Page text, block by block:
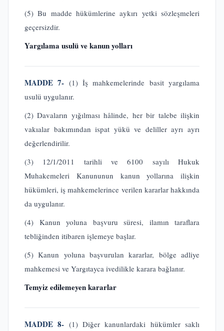
(5) Bu madde hükümlerine aykırı yetki sözleşmeleri
geçersizdir.
Yargılama usulü ve kanun yolları
MADDE 7- (1) İş mahkemelerinde basit yargılama
usulü uygulanır.
(2) Davaların yığılması hâlinde, her bir talebe ilişkin
vakıalar bakımından ispat yükü ve deliller ayrı ayrı
değerlendirilir.
(3) 12/1/2011 tarihli ve 6100 sayılı Hukuk
Muhakemeleri Kanununun kanun yollarına ilişkin
hükümleri, iş mahkemelerince verilen kararlar hakkında
da uygulanır.
(4) Kanun yoluna başvuru süresi, ilamın taraflara
tebliğinden itibaren işlemeye başlar.
(5) Kanun yoluna başvurulan kararlar, bölge adliye
mahkemesi ve Yargıtayca ivedilikle karara bağlanır.
Temyiz edilemeyen kararlar
MADDE 8- (1) Diğer kanunlardaki hükümler saklı